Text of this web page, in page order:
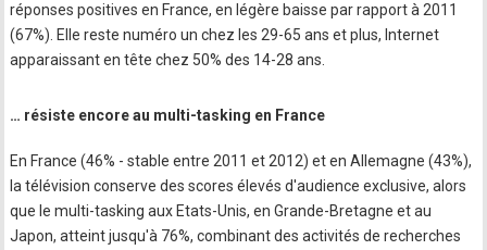
réponses positives en France, en légère baisse par rapport à 2011
(67%). Elle reste numéro un chez les 29-65 ans et plus, Internet
apparaissant en tête chez 50% des 14-28 ans.
… résiste encore au multi-tasking en France
En France (46% - stable entre 2011 et 2012) et en Allemagne (43%),
la télévision conserve des scores élevés d'audience exclusive, alors
que le multi-tasking aux Etats-Unis, en Grande-Bretagne et au
Japon, atteint jusqu'à 76%, combinant des activités de recherches